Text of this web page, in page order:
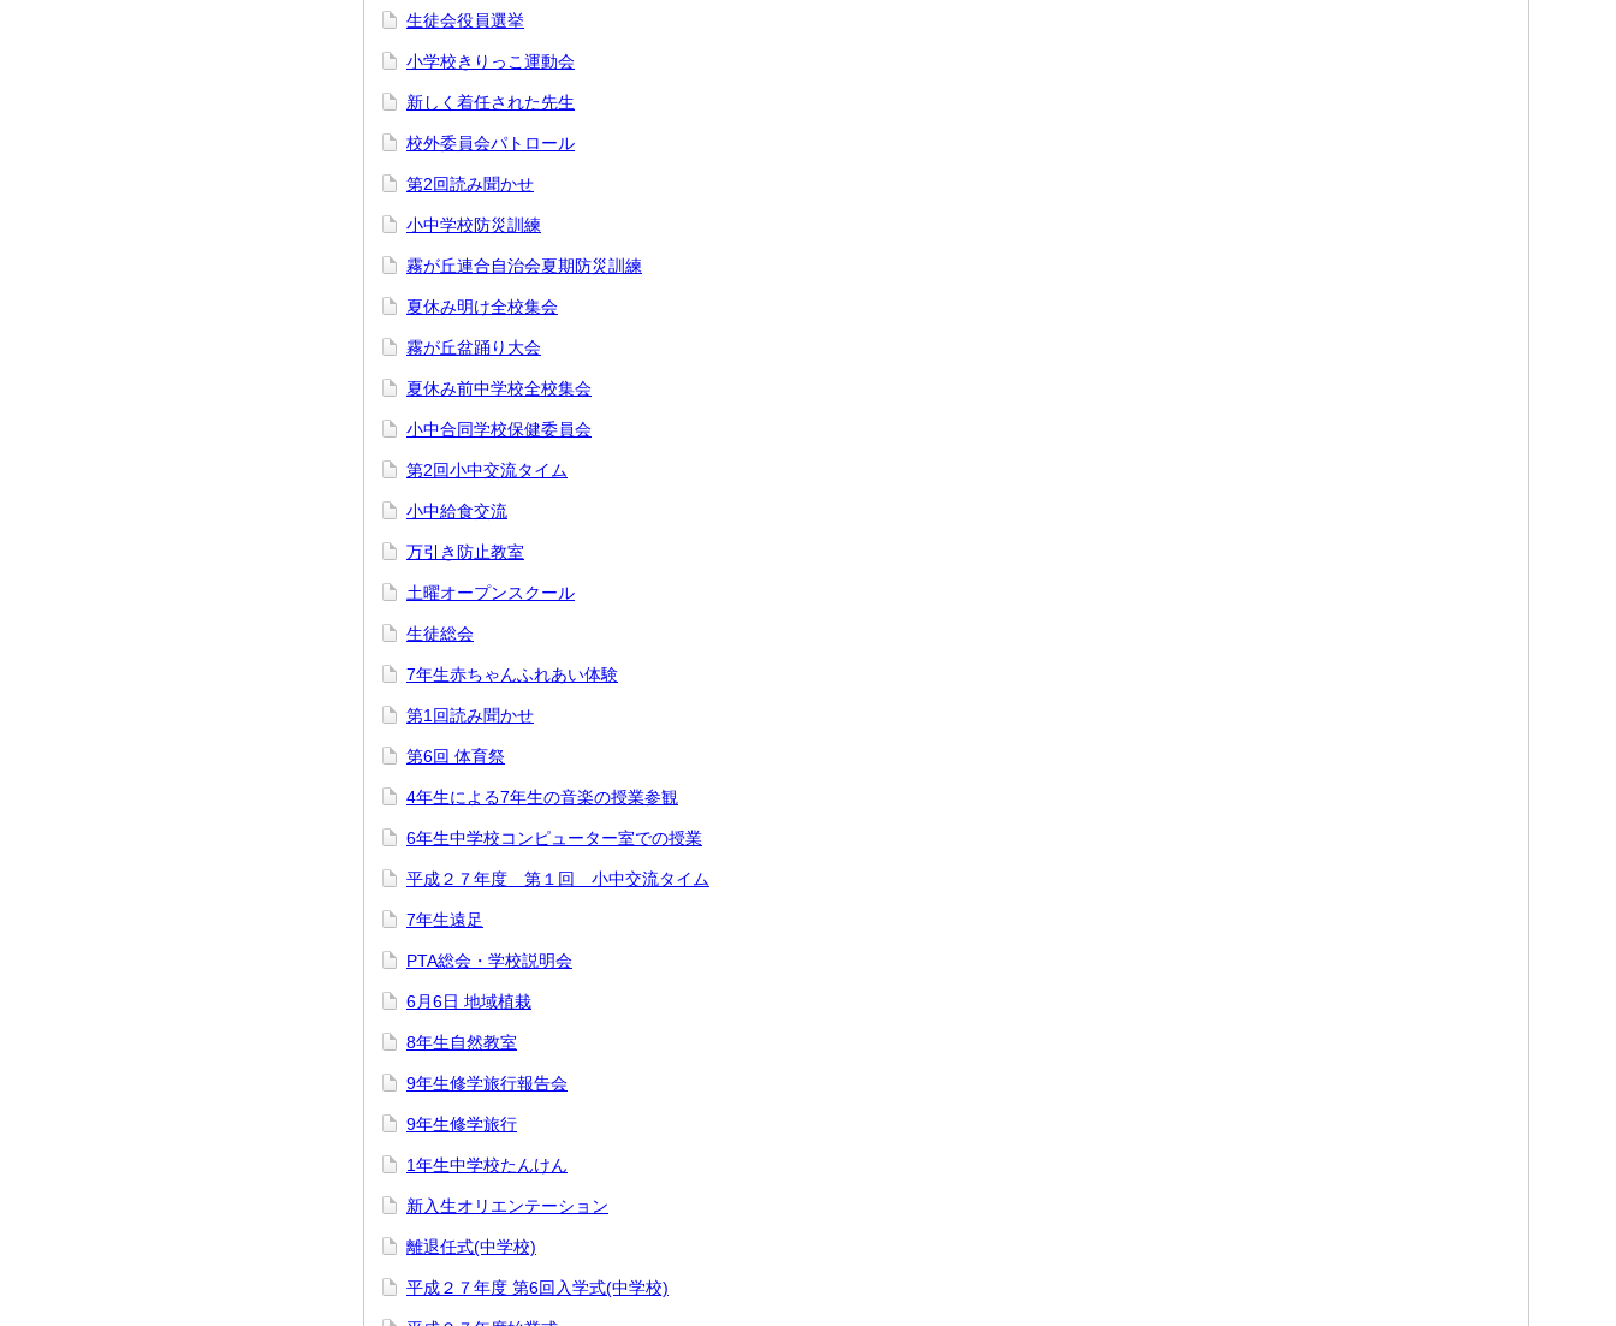
生徒会役員選挙
小学校きりっこ運動会
新しく着任された先生
校外委員会パトロール
第2回読み聞かせ
小中学校防災訓練
霧が丘連合自治会夏期防災訓練
夏休み明け全校集会
霧が丘盆踊り大会
夏休み前中学校全校集会
小中合同学校保健委員会
第2回小中交流タイム
小中給食交流
万引き防止教室
土曜オープンスクール
生徒総会
7年生赤ちゃんふれあい体験
第1回読み聞かせ
第6回 体育祭
4年生による7年生の音楽の授業参観
6年生中学校コンピューター室での授業
平成２７年度 第１回 小中交流タイム
7年生遠足
PTA総会・学校説明会
6月6日 地域植栽
8年生自然教室
9年生修学旅行報告会
9年生修学旅行
1年生中学校たんけん
新入生オリエンテーション
離退任式(中学校)
平成２７年度 第6回入学式(中学校)